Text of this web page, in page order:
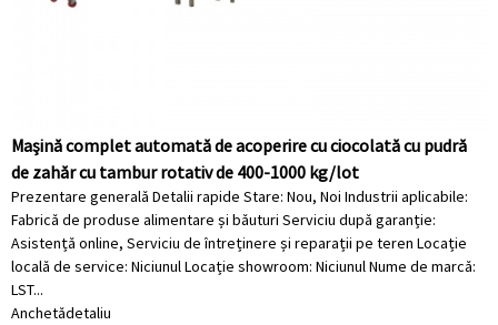
Mașină complet automată de acoperire cu ciocolată cu pudră
de zahăr cu tambur rotativ de 400-1000 kg/lot
Prezentare generală Detalii rapide Stare: Nou, Noi Industrii aplicabile:
Fabrică de produse alimentare și băuturi Serviciu după garanție:
Asistență online, Serviciu de întreținere și reparații pe teren Locație
locală de service: Niciunul Locație showroom: Niciunul Nume de marcă:
LST...
Anchetădetaliu